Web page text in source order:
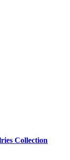
Collection